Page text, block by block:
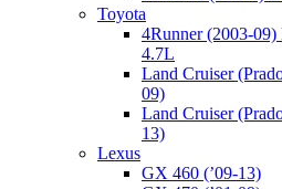
Toyota
4Runner (2003-
4.7L
Land Cruiser
09)
Land Cruiser
13)
Lexus
GX 460 (’09-13)